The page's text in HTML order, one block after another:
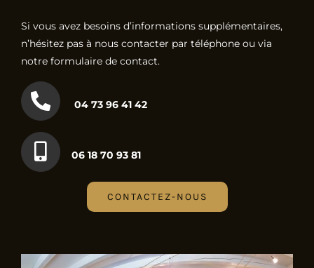
Si vous avez besoins d’informations supplémentaires,
n’hésitez pas à nous contacter par téléphone ou via
notre formulaire de contact.
04 73 96 41 42
06 18 70 93 81
CONTACTEZ-NOUS